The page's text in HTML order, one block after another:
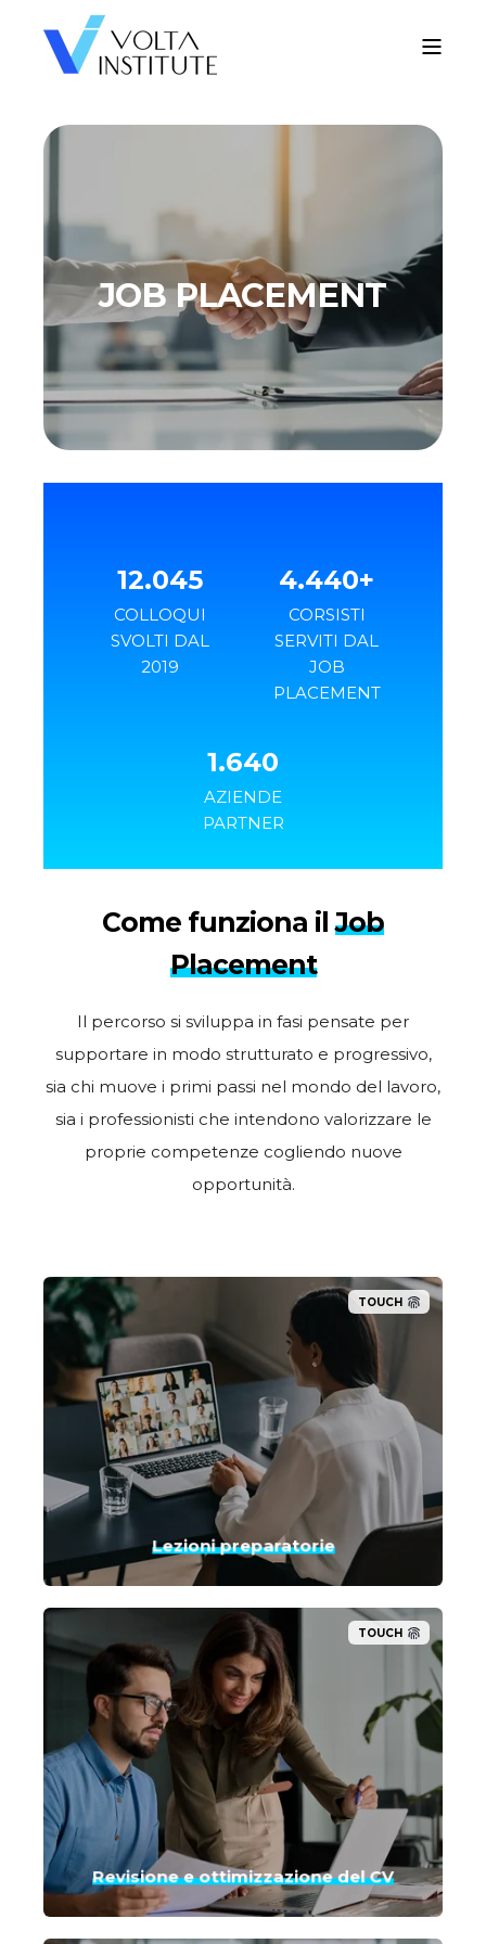
JOB PLACEMENT
12.045
COLLOQUI
SVOLTI DAL
2019
4.440+
CORSISTI
SERVITI DAL
JOB
PLACEMENT
1.640
AZIENDE
PARTNER
Come funziona ilJob
Placement
Il percorso si sviluppa in fasi pensate per
supportare in modo strutturato e progressivo,
sia chi muove i primi passi nel mondo del lavoro,
sia i professionisti che intendono valorizzare le
proprie competenze cogliendo nuove
opportunità.
TOUCH
Lezioni preparatorie
TOUCH
Revisione e ottimizzazione del CV